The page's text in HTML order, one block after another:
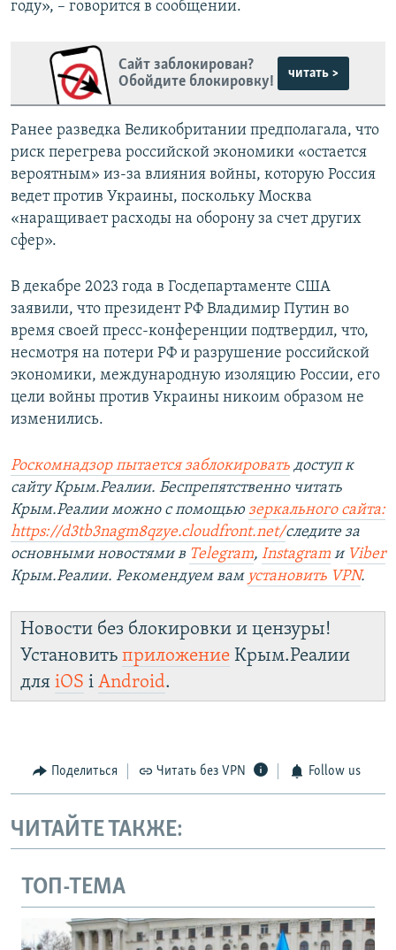
году», – говорится в сообщении.
Сайт заблокирован?
Обойдите блокировку!
читать >
Ранее разведка Великобритании предполагала, что
риск перегрева российской экономики «остается
вероятным» из-за влияния войны, которую Россия
ведет против Украины, поскольку Москва
«наращивает расходы на оборону за счет других
сфер».
В декабре 2023 года в Госдепартаменте США
заявили, что президент РФ Владимир Путин во
время своей пресс-конференции подтвердил, что,
несмотря на потери РФ и разрушение российской
экономики, международную изоляцию России, его
цели войны против Украины никоим образом не
изменились.
Роскомнадзор пытается заблокировать доступ к
сайту Крым.Реалии. Беспрепятственно читать
Крым.Реалии можно с помощью зеркального сайта:
https://d3tb3nagm8qzye.cloudfront.net/следите за
основными новостями в Telegram, Instagram и Viber
Крым.Реалии. Рекомендуем вам установить VPN.
Новости без блокировки и цензуры!
Установить приложение Крым.Реалии
для iOS і Android.
Поделиться Читать без VPN Follow us
ЧИТАЙТЕ ТАКЖЕ:
ТОП-ТЕМА